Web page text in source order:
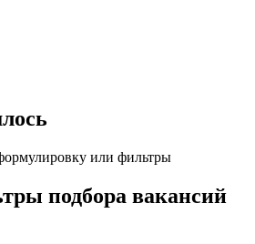
или фильтры
подбора вакансий